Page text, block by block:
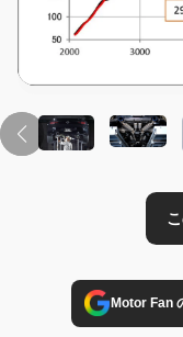
この画
Motor Fan